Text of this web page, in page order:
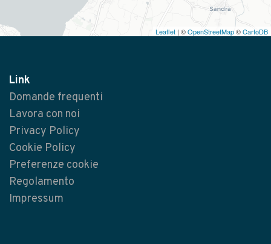
Leaflet | ©OpenStreetMap©CartoDB
Link
Domande frequenti
Lavora con noi
Privacy Policy
Cookie Policy
Preferenze cookie
Regolamento
Impressum